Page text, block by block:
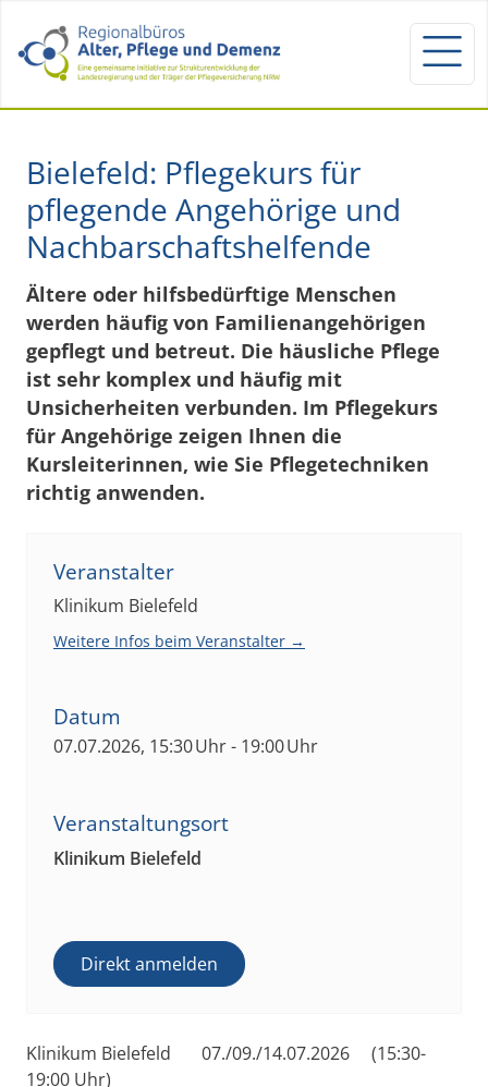
Bielefeld: Pflegekurs für
pflegende Angehörige und
Nachbarschaftshelfende
Ältere oder hilfsbedürftige Menschen
werden häufig von Familienangehörigen
gepflegt und betreut. Die häusliche Pflege
ist sehr komplex und häufig mit
Unsicherheiten verbunden. Im Pflegekurs
für Angehörige zeigen Ihnen die
Kursleiterinnen, wie Sie Pflegetechniken
richtig anwenden.
Veranstalter
Klinikum Bielefeld
Weitere Infos beim Veranstalter →
Datum
07.07.2026, 15:30 Uhr - 19:00 Uhr
Veranstaltungsort
Klinikum Bielefeld
Direkt anmelden
Klinikum Bielefeld 07./09./14.07.2026 (15:30-
19:00 Uhr)